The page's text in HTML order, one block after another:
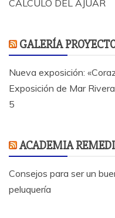
CÁLCULO DEL AJUAR
GALERÍA
Nueva exposición:
Exposición de Mar
5
ACADEMIA
Consejos para ser un
peluquería